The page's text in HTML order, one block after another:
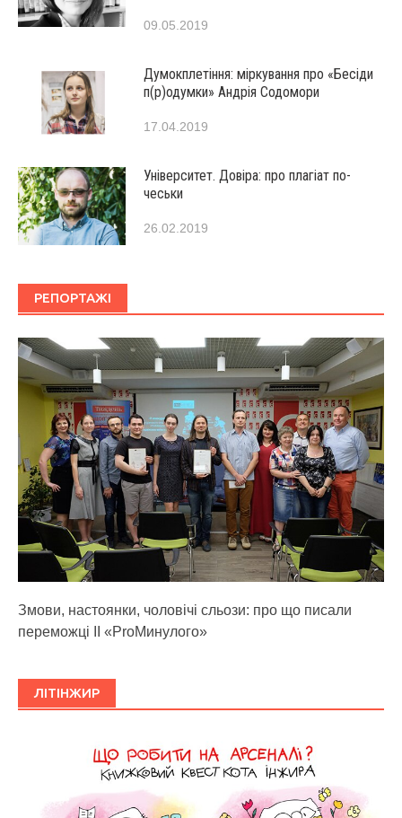
09.05.2019
Думокплетіння: міркування про «Бесіди
п(р)одумки» Андрія Содомори
17.04.2019
Університет. Довіра: про плагіат по-
чеськи
26.02.2019
РЕПОРТАЖІ
Змови, настоянки, чоловічі сльози: про що писали
переможці ІІ «ProМинулого»
ЛІТІНЖИР